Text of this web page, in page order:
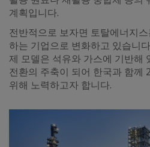
계획입니다.
전반적으로 보자면 토탈에너지
하는 기업으로 변화하고 있습니
제 모델은 석유와 가스에 기반해
전환의 주축이 되어 한국과 함께
위해 노력하고자 합니다.